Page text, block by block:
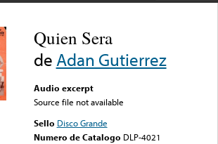
Quien Sera
de Adan Gutierrez
Audio excerpt
Source file not available
Sello Disco Grande
Numero de Catalogo DLP-4021